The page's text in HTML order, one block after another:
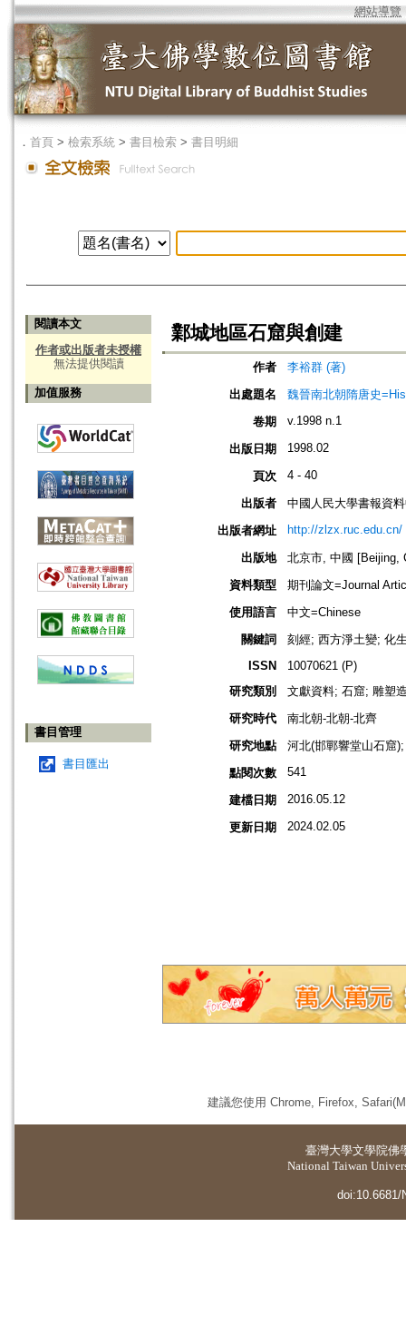
網站導覽
． 首頁 > 檢索系統 > 書目檢索 > 書目明細
閱讀本文
作者或出版者未授權
無法提供閱讀
加值服務
書目管理
書目匯出
鄴城地區石窟與創建
作者
李裕群 (著)
出處題名
魏晉南北朝隋唐史
卷期
v.1998 n.1
出版日期 1998.02
頁次 4 - 40
出版者
中國人民大學書報資
出版者網址
http://zlzx.ruc.edu.cn/
出版地
北京市, 中國 [Beijing,
資料類型
期刊論文=Journal
使用語言
中文=Chinese
關鍵詞
刻經; 西方淨土變; 化
ISSN
10070621 (P)
研究類別
文獻資料; 石窟; 雕塑
研究時代
南北朝-北朝-北齊
研究地點
河北(邯鄲響堂山石窟
點閱次數
541
建檔日期 2016.05.12
更新日期 2024.02.05
建議您使用 Chrome, Firefox,
臺灣大學文學院佛
National Taiwan
doi:10.6681/